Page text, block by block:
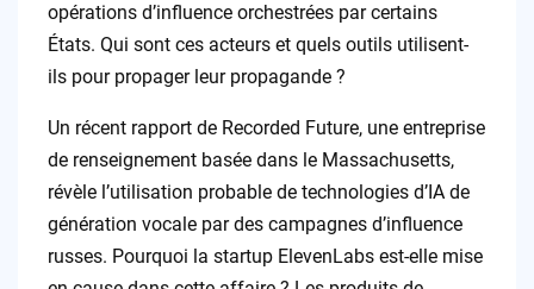
opérations d’influence orchestrées par certains
États. Qui sont ces acteurs et quels outils utilisent-
ils pour propager leur propagande ?
Un récent rapport de Recorded Future, une entreprise
de renseignement basée dans le Massachusetts,
révèle l’utilisation probable de technologies d’IA de
génération vocale par des campagnes d’influence
russes. Pourquoi la startup ElevenLabs est-elle mise